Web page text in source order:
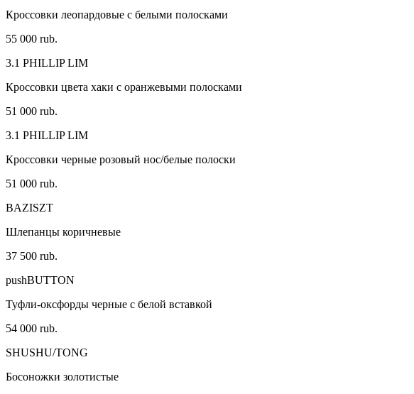
Кроссовки леопардовые с белыми полосками
55 000 rub.
3.1 PHILLIP LIM
Кроссовки цвета хаки с оранжевыми полосками
51 000 rub.
3.1 PHILLIP LIM
Кроссовки черные розовый нос/белые полоски
51 000 rub.
BAZISZT
Шлепанцы коричневые
37 500 rub.
pushBUTTON
Туфли-оксфорды черные с белой вставкой
54 000 rub.
SHUSHU/TONG
Босоножки золотистые